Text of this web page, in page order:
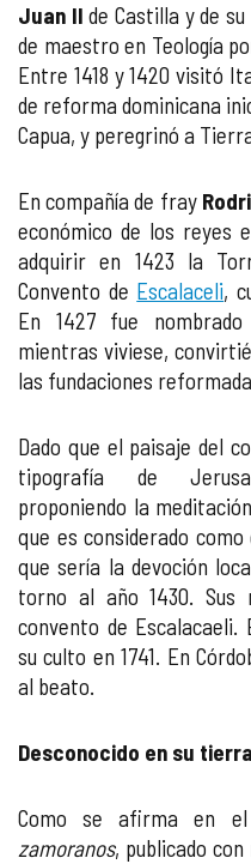
Juan II de Castilla y de
de maestro en Teología
Entre 1418 y 1420 visitó
de reforma dominicana
Capua, y peregrinó a
En compañía de fray
económico de los reyes
adquirir en 1423 la
Convento de Escalaceli,
En 1427 fue
mientras viviese,
las fundaciones
Dado que el paisaje del
tipografía de
proponiendo la
que es considerado
que sería la devoción
torno al año 1430. Sus
convento de Escalacaeli.
su culto en 1741. En
al beato.
Desconocido en su tierra
Como se afirma en
zamoranos, publicado con